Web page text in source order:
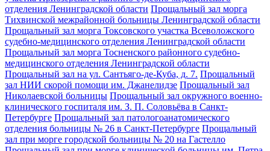
отделения Ленинградской области Прощальный зал морга
Тихвинской межрайонной больницы Ленинградской области
Прощальный зал морга Токсовского участка Всеволожского
судебно-медицинского отделения Ленинградской области
Прощальный зал морга Тосненского районного судебно-
медицинского отделения Ленинградской области
Прощальный зал на ул. Сантьяго-де-Куба, д. 7. Прощальный
зал НИИ скорой помощи им. Джанелидзе Прощальный зал
Николаевской больницы Прощальный зал окружного военно-
клинического госпиталя им. З. П. Соловьёва в Санкт-
Петербурге Прощальный зал патологоанатомического
отделения больницы № 26 в Санкт-Петербурге Прощальный
зал при морге городской больницы № 20 на Гастелло